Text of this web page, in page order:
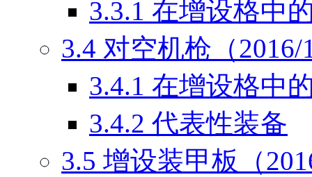
3.3.1 在增设格中
3.4 对空机枪（2016/
3.4.1 在增设格中
3.4.2 代表性装备
3.5 增设装甲板（